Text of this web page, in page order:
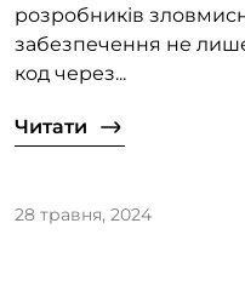
розробників
забезпечення не
код через...
Читати
28 травня, 2024